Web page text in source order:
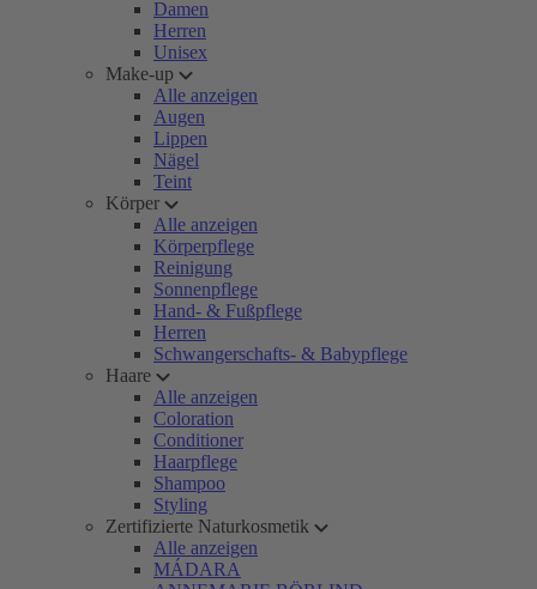
Damen
Herren
Unisex
Make-up
Alle anzeigen
Augen
Lippen
Nägel
Teint
Körper
Alle anzeigen
Körperpflege
Reinigung
Sonnenpflege
Hand- & Fußpflege
Herren
Schwangerschafts- & Babypflege
Haare
Alle anzeigen
Coloration
Conditioner
Haarpflege
Shampoo
Styling
Zertifizierte Naturkosmetik
Alle anzeigen
MÁDARA